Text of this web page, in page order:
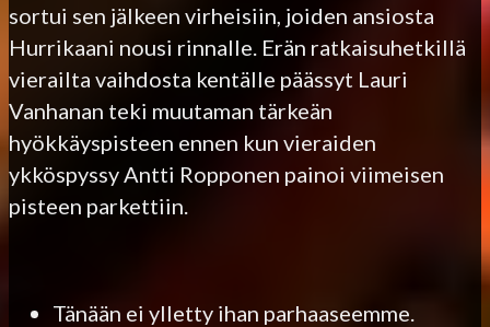
sortui sen jälkeen virheisiin, joiden ansiosta
Hurrikaani nousi rinnalle. Erän ratkaisuhetkillä
vierailta vaihdosta kentälle päässyt Lauri
Vanhanan teki muutaman tärkeän
hyökkäyspisteen ennen kun vieraiden
ykköspyssy Antti Ropponen painoi viimeisen
pisteen parkettiin.
Tänään ei ylletty ihan parhaaseemme.